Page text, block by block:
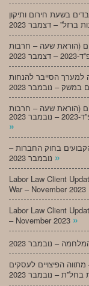
5 לחוק הגנה על עובדים בשעת חירום ותיקון
(הוראת שעה – חרבות
למערך הסייבר להנחות
(הוראת שעה – חרבות
»
בחוק החברות –
»
Labor Law Client
War – November 2023
Labor Law Client
– November 2023 »
הפיצויים לעסקים